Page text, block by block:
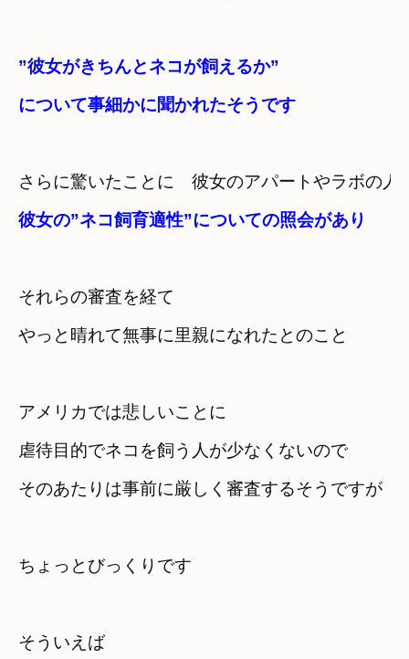
”彼女がきちんとネコが飼えるか”
について事細かに聞かれたそうです
さらに驚いたことに　彼女のアパートやラボの
彼女の”ネコ飼育適性”についての照会があり
それらの審査を経て
やっと晴れて無事に里親になれたとのこと
アメリカでは悲しいことに
虐待目的でネコを飼う人が少なくないので
そのあたりは事前に厳しく審査するそうですが
ちょっとびっくりです
そういえば